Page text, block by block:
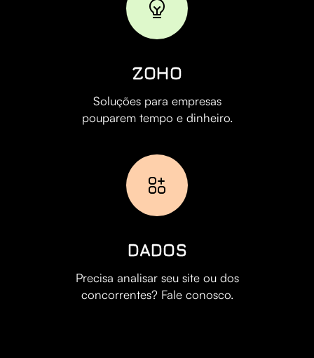
ZOHO
Soluções para empresas
pouparem tempo e dinheiro.
DADOS
Precisa analisar seu site ou dos
concorrentes? Fale conosco.